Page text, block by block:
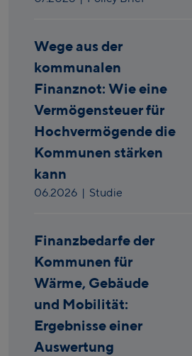
Wege aus der
kommunalen
Finanznot: Wie eine
Vermögensteuer für
Hochvermögende die
Kommunen stärken
kann
06.2026 | Studie
Finanzbedarfe der
Kommunen für
Wärme, Gebäude
und Mobilität:
Ergebnisse einer
Auswertung